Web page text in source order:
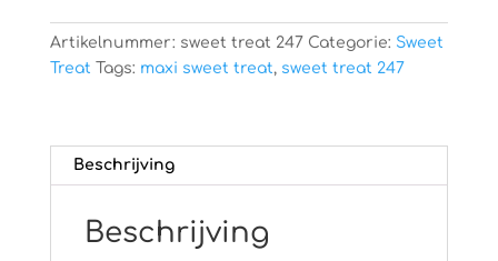
Artikelnummer: sweet treat 247 Categorie: Sweet
Treat Tags: maxi sweet treat, sweet treat 247
Beschrijving
Beschrijving